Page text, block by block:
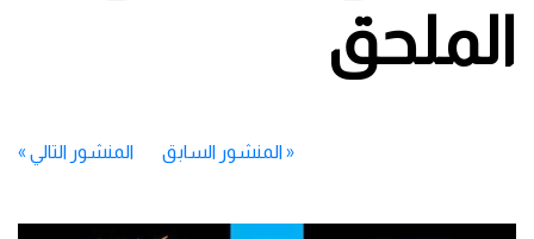
الملحق
«المنشور السابق المنشور التالي »